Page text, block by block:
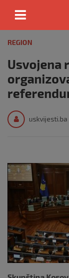
content
REGION
Usvojena
uskvijesti.ba